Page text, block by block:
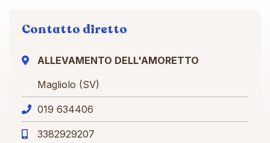
Contatto diretto
ALLEVAMENTO DELL'AMORETTO
Magliolo (SV)
019 634406
3382929207